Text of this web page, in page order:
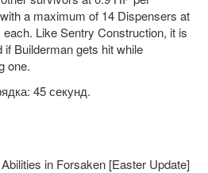
a maximum of 14 Dispensers at
Like Sentry Construction, it is
if Builderman gets hit while
one.
45 секунд.